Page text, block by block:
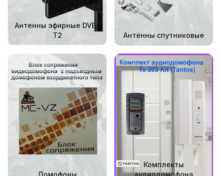
Антенны эфирные DVB-
T2
Антенны спутниковые
Домофоны
Комплекты
аудиодомофона